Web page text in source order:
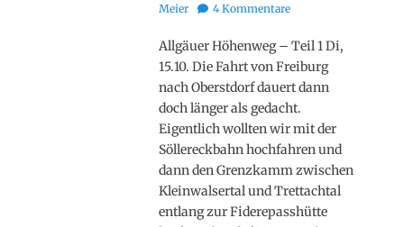
on
Meier
4 Kommentare
Allgäuer Höhenweg – Teil 1 Di,
15.10. Die Fahrt von Freiburg
nach Oberstdorf dauert dann
doch länger als gedacht.
Eigentlich wollten wir mit der
Söllereckbahn hochfahren und
dann den Grenzkamm zwischen
Kleinwalsertal und Trettachtal
entlang zur Fiderepasshütte